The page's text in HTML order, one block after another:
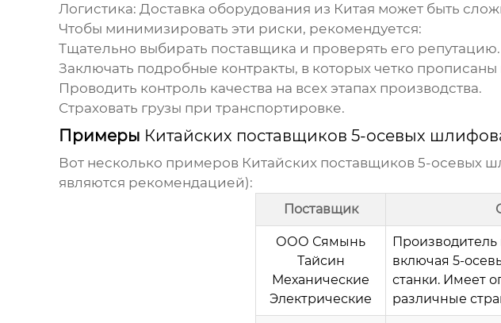
Логистика: Доставка оборудования из Китая может быть
Чтобы минимизировать эти риски, рекомендуется:
Тщательно выбирать поставщика и проверять его репутацию.
Заключать подробные контракты, в которых четко прописаны
Проводить контроль качества на всех этапах производства.
Страховать грузы при транспортировке.
Примеры Китайских поставщиков 5-осевых
Вот несколько примеров Китайских поставщиков 5-осевых
являются рекомендацией):
Поставщик
ООО Сямынь
Тайсин
Механические
Электрические
Производитель
включая 5-
станки. Имеет
различные